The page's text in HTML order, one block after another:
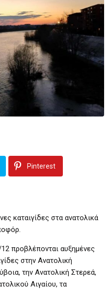
Pinterest
καταιγίδες στα ανατολικά
προβλέπονται αυξημένες
στην Ανατολική
την Ανατολική Στερεά,
Αιγαίου, τα